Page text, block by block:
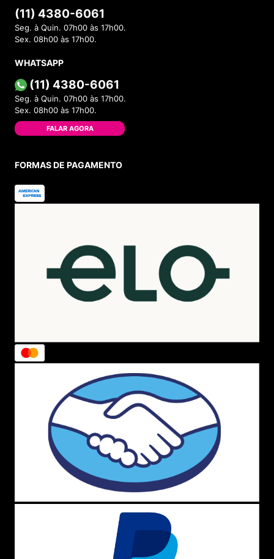
(11) 4380-6061
Seg. à Quin. 07h00 às 17h00.
Sex. 08h00 às 17h00.
WHATSAPP
(11) 4380-6061
Seg. à Quin. 07h00 às 17h00.
Sex. 08h00 às 17h00.
FALAR AGORA
FORMAS DE PAGAMENTO